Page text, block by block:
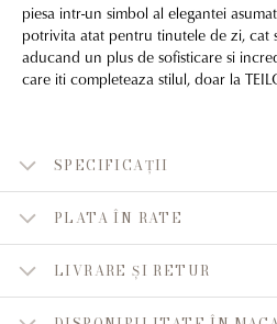
piesa intr-un simbol al elegantei
potrivita atat pentru tinutele de zi, cat
aducand un plus de sofisticare si
care iti completeaza stilul, doar la
SPECIFICAȚII
PLATA ÎN RATE
LIVRARE ȘI RETUR